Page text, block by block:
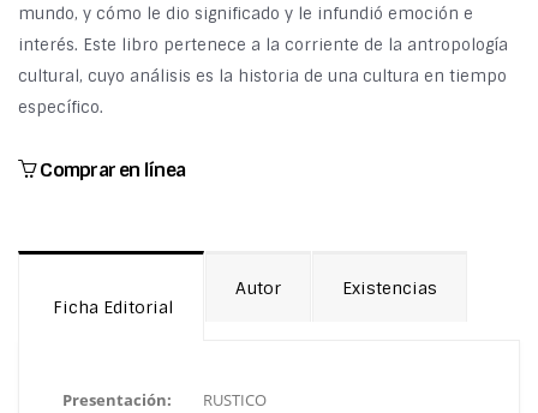
mundo, y cómo le dio significado y le infundió emoción e
interés. Este libro pertenece a la corriente de la antropología
cultural, cuyo análisis es la historia de una cultura en tiempo
específico.
Comprar en línea
Ficha Editorial
Autor Existencias
Presentación: RUSTICO